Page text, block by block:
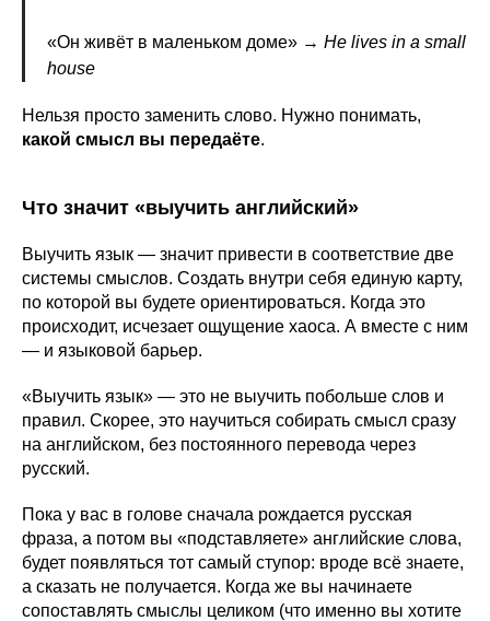
«Он живёт в маленьком доме» → He lives in a small
house
Нельзя просто заменить слово. Нужно понимать,
какой смысл вы передаёте.
Что значит «выучить английский»
Выучить язык — значит привести в соответствие две
системы смыслов. Создать внутри себя единую карту,
по которой вы будете ориентироваться. Когда это
происходит, исчезает ощущение хаоса. А вместе с ним
— и языковой барьер.
«Выучить язык» — это не выучить побольше слов и
правил. Скорее, это научиться собирать смысл сразу
на английском, без постоянного перевода через
русский.
Пока у вас в голове сначала рождается русская
фраза, а потом вы «подставляете» английские слова,
будет появляться тот самый ступор: вроде всё знаете,
а сказать не получается. Когда же вы начинаете
сопоставлять смыслы целиком (что именно вы хотите